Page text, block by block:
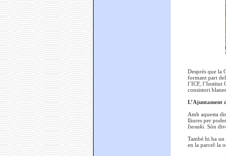
Després que la
formant part del
l’ICF, l’Institut
consistori
L’Ajuntament
Amb aquesta
lliures per
Isosaki. Són
També hi ha un
en la parcel·la